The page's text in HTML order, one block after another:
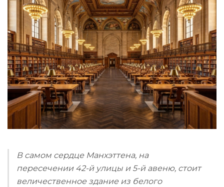
В самом сердце Манхэттена, на
пересечении 42-й улицы и 5-й авеню, стоит
величественное здание из белого